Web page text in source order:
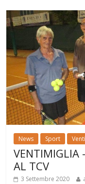
News Sport
VENTIMIGLIA
AL TCV
3 Settembre 2020